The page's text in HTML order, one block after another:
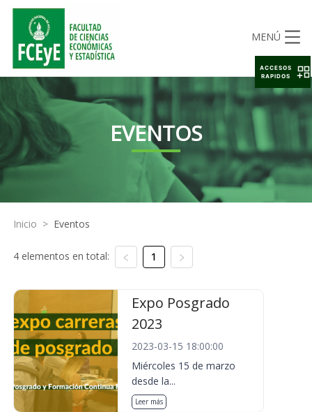
MENÚ
EVENTOS
Inicio > Eventos
4 elementos en total: 1
Expo Posgrado
2023
2023-03-15 18:00:00
Miércoles 15 de marzo
desde la...
Leer más
ACCESOS
RAPIDOS